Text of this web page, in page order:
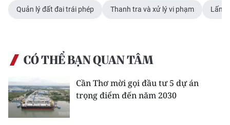
Quản lý đất đai trái phép Thanh tra và xử lý vi phạm Lấn
CÓ THỂ BẠN QUAN TÂM
Cần Thơ mời gọi đầu tư 5 dự án
trọng điểm đến năm 2030